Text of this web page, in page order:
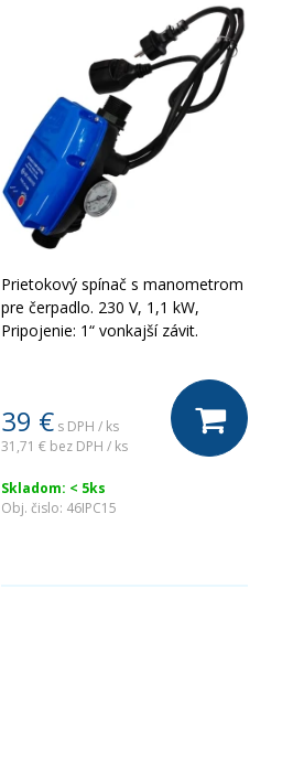
Prietokový spínač s manometrom
pre čerpadlo. 230 V, 1,1 kW,
Pripojenie: 1“ vonkajší závit.
39 € s DPH / ks
31,71 € bez DPH / ks
Skladom: < 5ks
Obj. čislo: 46IPC15